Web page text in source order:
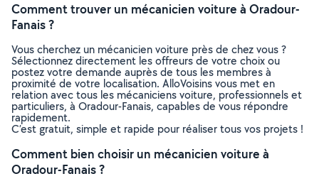
Comment trouver un mécanicien voiture à Oradour-
Fanais ?
Vous cherchez un mécanicien voiture près de chez vous ?
Sélectionnez directement les offreurs de votre choix ou
postez votre demande auprès de tous les membres à
proximité de votre localisation. AlloVoisins vous met en
relation avec tous les mécaniciens voiture, professionnels et
particuliers, à Oradour-Fanais, capables de vous répondre
rapidement.
C’est gratuit, simple et rapide pour réaliser tous vos projets !
Comment bien choisir un mécanicien voiture à
Oradour-Fanais ?